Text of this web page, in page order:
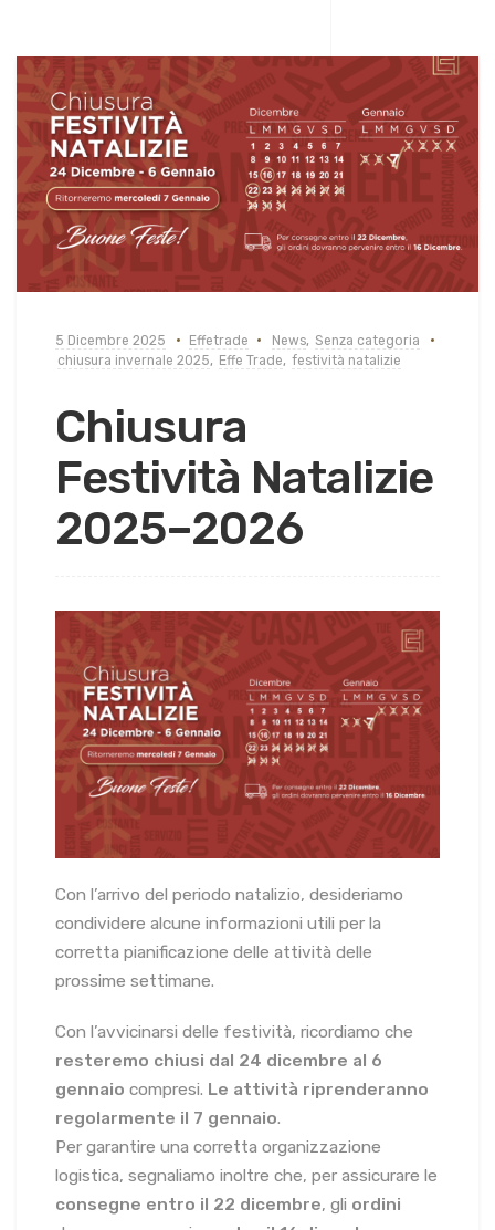
5 Dicembre 2025 Effetrade News, Senza categoria
chiusura invernale 2025, Effe Trade, festività natalizie
Chiusura
Festività Natalizie
2025–2026
Con l’arrivo del periodo natalizio, desideriamo
condividere alcune informazioni utili per la
corretta pianificazione delle attività delle
prossime settimane.
Con l’avvicinarsi delle festività, ricordiamo che
resteremo chiusi dal 24 dicembre al 6
gennaio compresi. Le attività riprenderanno
regolarmente il 7 gennaio.
Per garantire una corretta organizzazione
logistica, segnaliamo inoltre che, per assicurare le
consegne entro il 22 dicembre, gli ordini